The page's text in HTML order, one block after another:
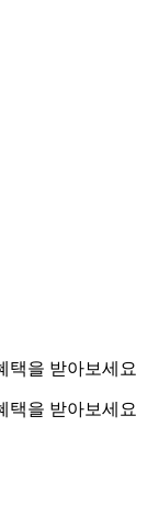
택을 받아보세요
택을 받아보세요